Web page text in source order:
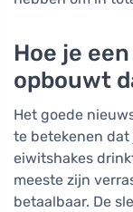
Hoe je
opbouwt
Het goede
te betekenen dat
eiwitshakes
meeste zijn
betaalbaar. De